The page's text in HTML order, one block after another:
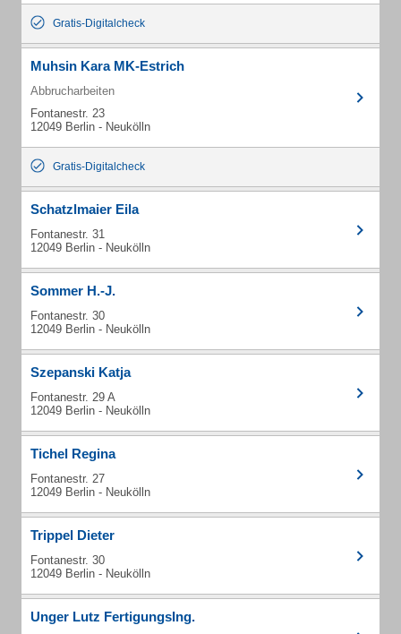
Gratis-Digitalcheck
Muhsin Kara MK-Estrich
Abbrucharbeiten
Fontanestr. 23
12049 Berlin - Neukölln
Gratis-Digitalcheck
Schatzlmaier Eila
Fontanestr. 31
12049 Berlin - Neukölln
Sommer H.-J.
Fontanestr. 30
12049 Berlin - Neukölln
Szepanski Katja
Fontanestr. 29 A
12049 Berlin - Neukölln
Tichel Regina
Fontanestr. 27
12049 Berlin - Neukölln
Trippel Dieter
Fontanestr. 30
12049 Berlin - Neukölln
Unger Lutz FertigungsIng.